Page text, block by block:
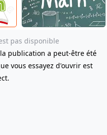
pas disponible
publication a peut-être été
vous essayez d'ouvrir est